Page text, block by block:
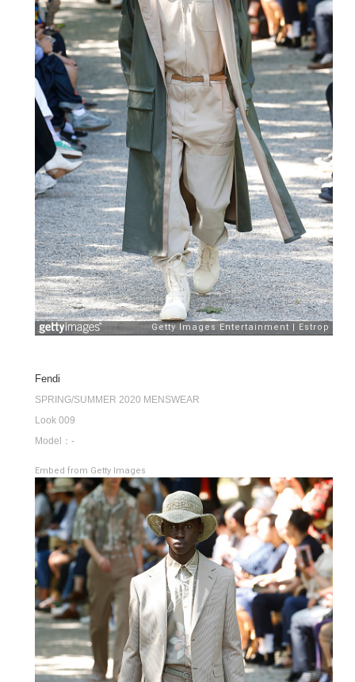
Fendi
SPRING/SUMMER 2020 MENSWEAR
Look 009
Model：-
Embed from Getty Images